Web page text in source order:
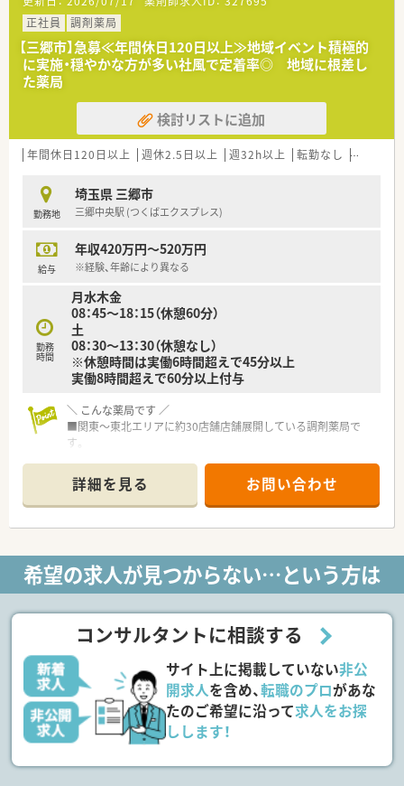
正社員
調剤薬局
【三郷市】急募≪年間休日120日以上≫地域イベント積極的
に実施・穏やかな方が多い社風で定着率◎ 地域に根差し
た薬局
検討リストに追加
年間休日120日以上 週休2.5日以上 週32h以上 転勤なし 車通勤可
勤務地
埼玉県 三郷市
三郷中央駅 (つくばエクスプレス)
給与
年収420万円～520万円
※経験、年齢により異なる
勤務
時間
月水木金
08：45～18：15（休憩60分）
土
08：30～13：30（休憩なし）
※休憩時間は実働6時間超えで45分以上
実働8時間超えで60分以上付与
＼ こんな薬局です ／
■関東～東北エリアに約30店舗店舗展開している調剤薬局で
す。
導」に注力しており、薬剤業務とともに栄養指導業務に関する専
門研修や勉強会もおこなっています
■患者様がくつろげる店舗作りや、地域の方とのふれあいを持て
る企画を発案し実施しています。
サポート体制が整っています！
＼ 働く環境 ／
■年間休日は120日以上！メリハリをもって勤務が可能です。
＼ こんな店舗です ／
■近隣のクリニックの処方箋を応需しておりますが、近所の方が
処方箋をお持ちすることもありますのでその他の処方箋も応需
いたします。
内科・脳外科がメインで1日の処方箋枚数は50枚/日ほど。
■地元密着の薬局で患者様との関係性もしっかり築けておりま
詳細を見る お問い合わせ
希望の求人が見つからない…という方は
コンサルタントに相談する
サイト上に掲載していない非公
開求人を含め、転職のプロがあな
たのご希望に沿って求人をお探
しします！